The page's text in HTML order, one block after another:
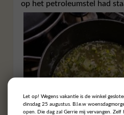
op het petroleumstel had
Let op! Wegens vakantie is de winkel
dinsdag 25 augustus. B.l.e.w
open. Die dag zal Gerrie mij vervangen.